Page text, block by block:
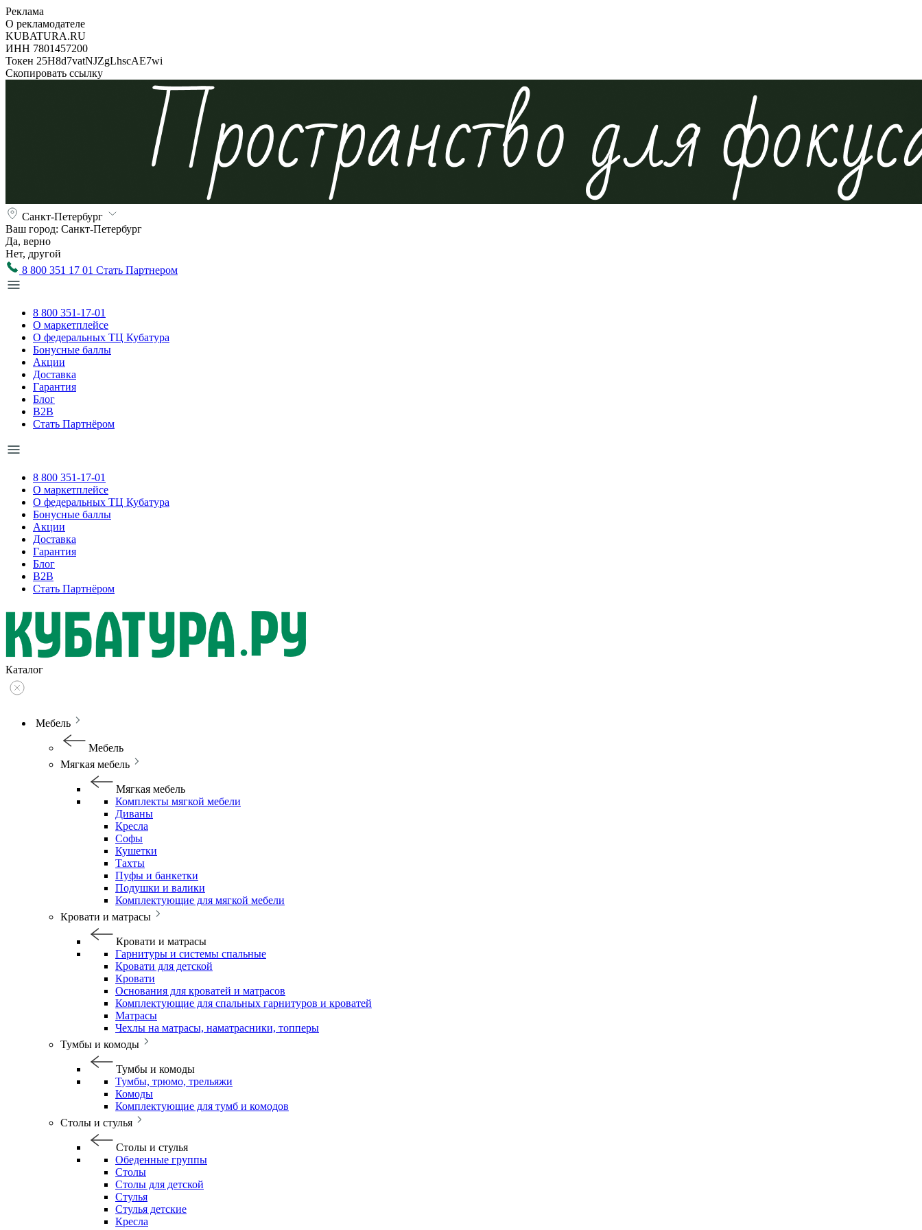
Реклама
О рекламодателе
KUBATURA.RU
ИНН 7801457200
Токен 25H8d7vatNJZgLhscAE7wi
Скопировать ссылку
Санкт-Петербург
Ваш город: Санкт-Петербург
Да, верно
Нет, другой
8 800 351 17 01 Стать Партнером
8 800 351-17-01
О маркетплейсе
О федеральных ТЦ Кубатура
Бонусные баллы
Акции
Доставка
Гарантия
Блог
B2B
Стать Партнёром
8 800 351-17-01
О маркетплейсе
О федеральных ТЦ Кубатура
Бонусные баллы
Акции
Доставка
Гарантия
Блог
B2B
Стать Партнёром
Каталог
Мебель
Мебель
Мягкая мебель
Мягкая мебель
Комплекты мягкой мебели
Диваны
Кресла
Софы
Кушетки
Тахты
Пуфы и банкетки
Подушки и валики
Комплектующие для мягкой мебели
Кровати и матрасы
Кровати и матрасы
Гарнитуры и системы спальные
Кровати для детской
Кровати
Основания для кроватей и матрасов
Комплектующие для спальных гарнитуров и кроватей
Матрасы
Чехлы на матрасы, наматрасники, топперы
Тумбы и комоды
Тумбы и комоды
Тумбы, трюмо, трельяжи
Комоды
Комплектующие для тумб и комодов
Столы и стулья
Столы и стулья
Обеденные группы
Столы
Столы для детской
Стулья
Стулья детские
Кресла